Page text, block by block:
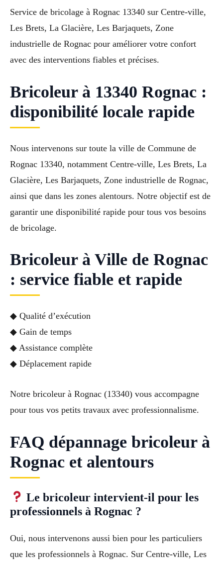
Service de bricolage à Rognac 13340 sur Centre-ville,
Les Brets, La Glacière, Les Barjaquets, Zone
industrielle de Rognac pour améliorer votre confort
avec des interventions fiables et précises.
Bricoleur à 13340 Rognac :
disponibilité locale rapide
Nous intervenons sur toute la ville de Commune de
Rognac 13340, notamment Centre-ville, Les Brets, La
Glacière, Les Barjaquets, Zone industrielle de Rognac,
ainsi que dans les zones alentours. Notre objectif est de
garantir une disponibilité rapide pour tous vos besoins
de bricolage.
Bricoleur à Ville de Rognac
: service fiable et rapide
◆ Qualité d’exécution
◆ Gain de temps
◆ Assistance complète
◆ Déplacement rapide
Notre bricoleur à Rognac (13340) vous accompagne
pour tous vos petits travaux avec professionnalisme.
FAQ dépannage bricoleur à
Rognac et alentours
Le bricoleur intervient-il pour les
professionnels à Rognac ?
Oui, nous intervenons aussi bien pour les particuliers
que les professionnels à Rognac. Sur Centre-ville, Les